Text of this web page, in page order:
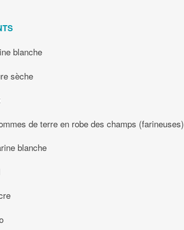
blanche
sèche
de terre en robe des champs (farineuses)
blanche